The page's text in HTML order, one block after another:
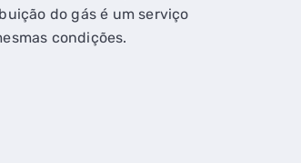
do gás é um serviço
condições.